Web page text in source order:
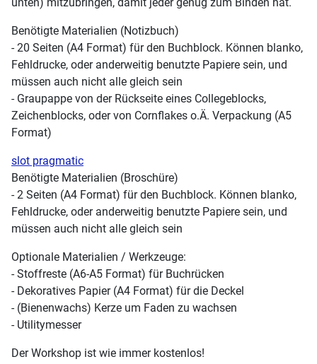
Benötigte Materialien (Notizbuch)
- 20 Seiten (A4 Format) für den Buchblock. Können blanko,
Fehldrucke, oder anderweitig benutzte Papiere sein, und
müssen auch nicht alle gleich sein
- Graupappe von der Rückseite eines Collegeblocks,
Zeichenblocks, oder von Cornflakes o.Ä. Verpackung (A5
Format)
slot pragmatic
Benötigte Materialien (Broschüre)
- 2 Seiten (A4 Format) für den Buchblock. Können blanko,
Fehldrucke, oder anderweitig benutzte Papiere sein, und
müssen auch nicht alle gleich sein
Optionale Materialien / Werkzeuge:
- Stoffreste (A6-A5 Format) für Buchrücken
- Dekoratives Papier (A4 Format) für die Deckel
- (Bienenwachs) Kerze um Faden zu wachsen
- Utilitymesser
Der Workshop ist wie immer kostenlos!